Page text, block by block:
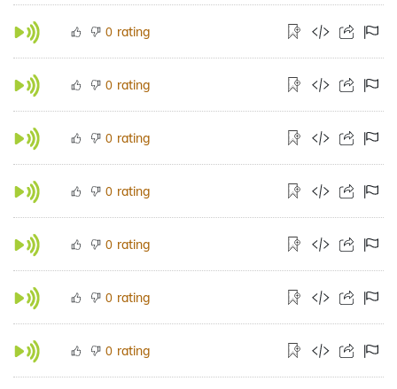
0 rating
0 rating
0 rating
0 rating
0 rating
0 rating
0 rating